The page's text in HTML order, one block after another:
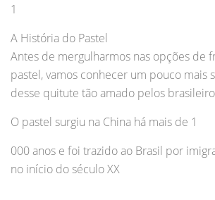
1
A História do Pastel
Antes de mergulharmos nas opções de
pastel, vamos conhecer um pouco mais
desse quitute tão amado pelos
O pastel surgiu na China há mais de 1
000 anos e foi trazido ao Brasil por
no início do século XX